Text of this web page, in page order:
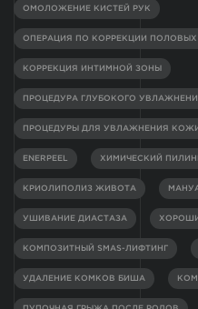
ОМОЛОЖЕНИЕ КИСТЕЙ РУК
ОПЕРАЦИЯ ПО КОРРЕКЦИИ ПОЛОВЫХ
КОРРЕКЦИЯ ИНТИМНОЙ ЗОНЫ
ПРОЦЕДУРА ГЛУБОКОГО
ПРОЦЕДУРЫ ДЛЯ УВЛАЖНЕНИЯ КОЖИ
ENERPEEL ХИМИЧЕСКИЙ
КРИОЛИПОЛИЗ ЖИВОТА
УШИВАНИЕ ДИАСТАЗА
КОМПОЗИТНЫЙ SMAS-ЛИФТИНГ
УДАЛЕНИЕ КОМКОВ БИША